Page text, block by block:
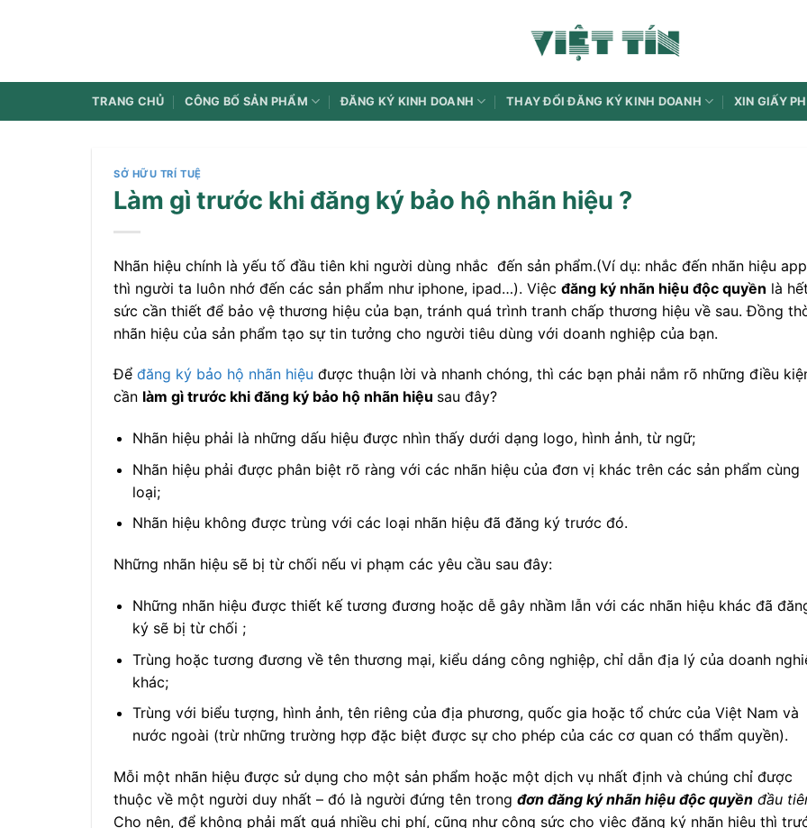
dung
TRANG CHỦ CÔNG BỐ SẢN PHẨM ĐĂNG KÝ KINH DOANH THAY ĐỔI ĐĂNG KÝ KINH DOANH XIN GIẤY
SỞ HỮU TRÍ TUỆ
Làm gì trước khi đăng ký bảo hộ nhãn hiệu ?
Nhãn hiệu chính là yếu tố đầu tiên khi người dùng nhắc đến sản phẩm.(Ví dụ: nhắc đến nhãn hiệu
thì người ta luôn nhớ đến các sản phẩm như iphone, ipad…). Việc đăng ký nhãn hiệu độc quyền là
sức cần thiết để bảo vệ thương hiệu của bạn, tránh quá trình tranh chấp thương hiệu về sau. Đồng
nhãn hiệu của sản phẩm tạo sự tin tưởng cho người tiêu dùng với doanh nghiệp của bạn.
Để đăng ký bảo hộ nhãn hiệu được thuận lời và nhanh chóng, thì các bạn phải nắm rõ những điều
cần làm gì trước khi đăng ký bảo hộ nhãn hiệu sau đây?
Nhãn hiệu phải là những dấu hiệu được nhìn thấy dưới dạng logo, hình ảnh, từ ngữ;
Nhãn hiệu phải được phân biệt rõ ràng với các nhãn hiệu của đơn vị khác trên các sản phẩm cùng
loại;
Nhãn hiệu không được trùng với các loại nhãn hiệu đã đăng ký trước đó.
Những nhãn hiệu sẽ bị từ chối nếu vi phạm các yêu cầu sau đây:
Những nhãn hiệu được thiết kế tương đương hoặc dễ gây nhầm lẫn với các nhãn hiệu khác đã
ký sẽ bị từ chối ;
Trùng hoặc tương đương về tên thương mại, kiểu dáng công nghiệp, chỉ dẫn địa lý của doanh
khác;
Trùng với biểu tượng, hình ảnh, tên riêng của địa phương, quốc gia hoặc tổ chức của Việt Nam và
nước ngoài (trừ những trường hợp đặc biệt được sự cho phép của các cơ quan có thẩm quyền).
Mỗi một nhãn hiệu được sử dụng cho một sản phẩm hoặc một dịch vụ nhất định và chúng chỉ được
thuộc về một người duy nhất – đó là người đứng tên trong đơn đăng ký nhãn hiệu độc quyền đầu
Cho nên, để không phải mất quá nhiều chi phí, cũng như công sức cho việc đăng ký nhãn hiệu thì